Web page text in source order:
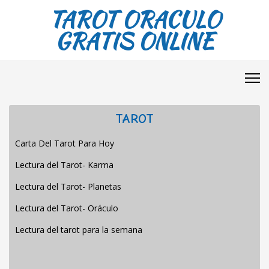
TAROT ORACULO
GRATIS ONLINE
TAROT
Carta Del Tarot Para Hoy
Lectura del Tarot- Karma
Lectura del Tarot- Planetas
Lectura del Tarot- Oráculo
Lectura del tarot para la semana